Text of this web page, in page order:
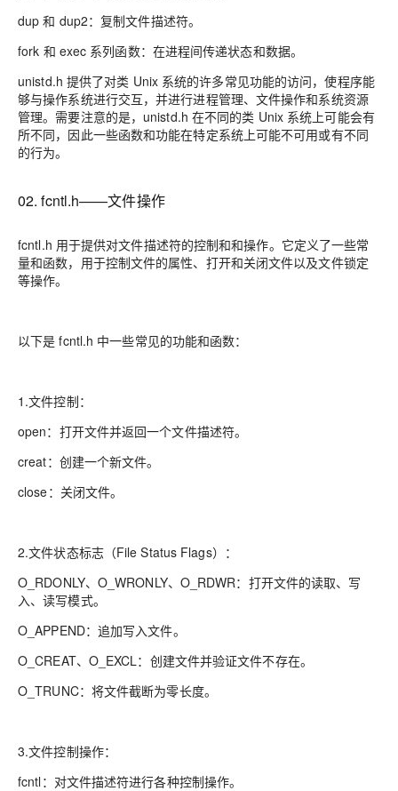
dup 和 dup2：复制文件描述符。
fork 和 exec 系列函数：在进程间传递状态和数据。
unistd.h 提供了对类 Unix 系统的许多常见功能的访问，使程序能
够与操作系统进行交互，并进行进程管理、文件操作和系统资源
管理。需要注意的是，unistd.h 在不同的类 Unix 系统上可能会有
所不同，因此一些函数和功能在特定系统上可能不可用或有不同
的行为。
02. fcntl.h——文件操作
fcntl.h 用于提供对文件描述符的控制和和操作。它定义了一些常
量和函数，用于控制文件的属性、打开和关闭文件以及文件锁定
等操作。
以下是 fcntl.h 中一些常见的功能和函数：
1.文件控制：
open：打开文件并返回一个文件描述符。
creat：创建一个新文件。
close：关闭文件。
2.文件状态标志（File Status Flags）：
O_RDONLY、O_WRONLY、O_RDWR：打开文件的读取、写
入、读写模式。
O_APPEND：追加写入文件。
O_CREAT、O_EXCL：创建文件并验证文件不存在。
O_TRUNC：将文件截断为零长度。
3.文件控制操作：
fcntl：对文件描述符进行各种控制操作。